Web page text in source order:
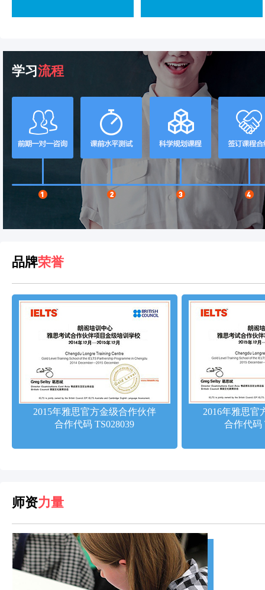
学习 流程
品牌荣誉
2015年雅思官方金级合作伙伴
合作代码 TS028039
2016年雅思官
合作代码
师资力量